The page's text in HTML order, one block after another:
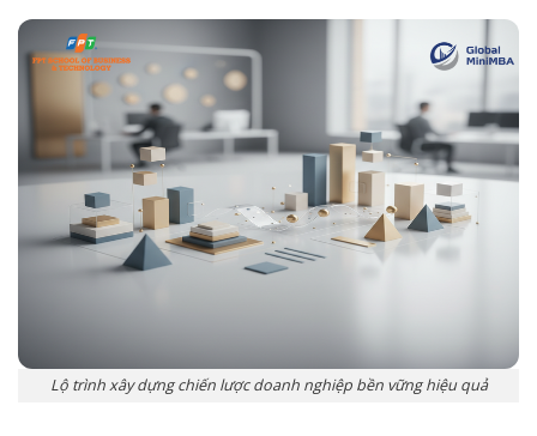
Lộ trình xây dựng chiến lược doanh nghiệp bền vững hiệu quả